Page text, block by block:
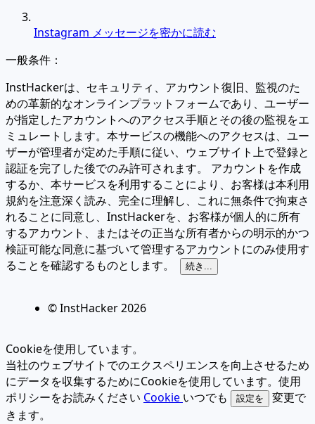
Instagram メッセージを密かに読む
一般条件：
InstHackerは、セキュリティ、アカウント復旧、監視のた
めの革新的なオンラインプラットフォームであり、ユーザー
が指定したアカウントへのアクセス手順とその後の監視をエ
ミュレートします。本サービスの機能へのアクセスは、ユー
ザーが管理者が定めた手順に従い、ウェブサイト上で登録と
認証を完了した後でのみ許可されます。 アカウントを作成
するか、本サービスを利用することにより、お客様は本利用
規約を注意深く読み、完全に理解し、これに無条件で拘束さ
れることに同意し、InstHackerを、お客様が個人的に所有
するアカウント、またはその正当な所有者からの明示的かつ
検証可能な同意に基づいて管理するアカウントにのみ使用す
ることを確認するものとします。
続き...
© InstHacker2026
Cookieを使用しています。
当社のウェブサイトでのエクスペリエンスを向上させるため
にデータを収集するためにCookieを使用しています。使用
ポリシーをお読みください Cookie いつでも 設定を
変更で
きます。